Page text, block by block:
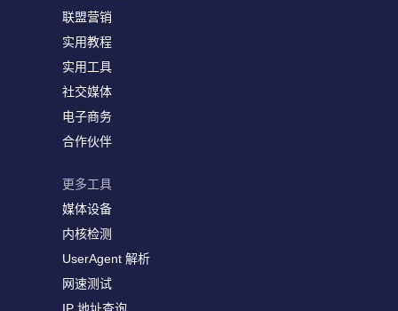
联盟营销
实用教程
实用工具
社交媒体
电子商务
合作伙伴
更多工具
媒体设备
内核检测
UserAgent 解析
网速测试